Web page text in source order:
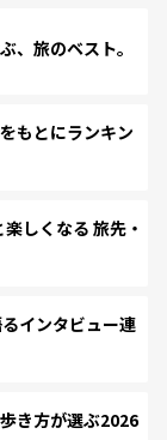
旅のベスト。
もとにランキン
しくなる 旅先・
インタビュー連
き方が選ぶ2026